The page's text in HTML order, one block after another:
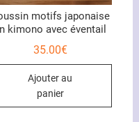
motifs japonaise
kimono avec éventail
35.00€
Ajouter au
panier